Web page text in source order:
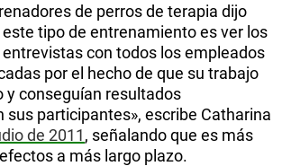
de perros de terapia dijo
tipo de entrenamiento es ver los
con todos los empleados
por el hecho de que su trabajo
y conseguían resultados
sus participantes», escribe Catharina
de 2011, señalando que es más
a más largo plazo.